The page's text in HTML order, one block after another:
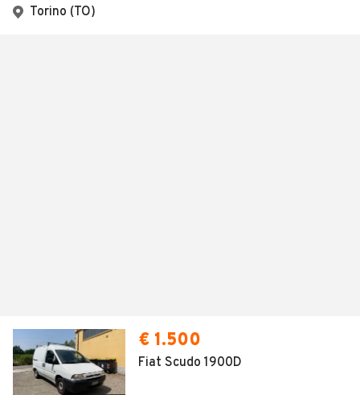
Torino (TO)
€ 1.500
Fiat Scudo 1900D